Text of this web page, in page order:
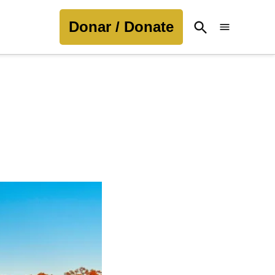
Donar / Donate
Open
Search